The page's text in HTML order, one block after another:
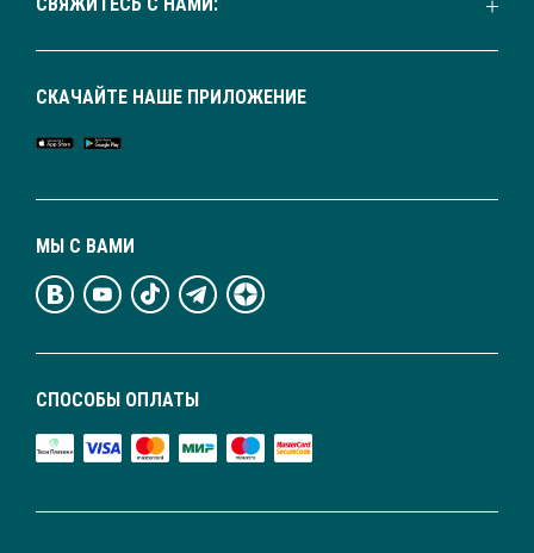
СПОСОБЫ ОПЛАТЫ
МЫ С ВАМИ
СКАЧАЙТЕ НАШЕ ПРИЛОЖЕНИЕ